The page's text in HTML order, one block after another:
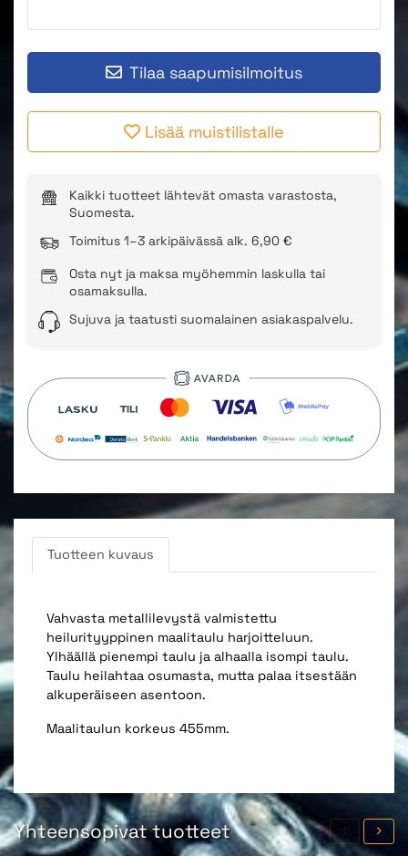
Tilaa saapumisilmoitus
Lisää muistilistalle
Kaikki tuotteet lähtevät omasta varastosta,
Suomesta.
Toimitus 1–3 arkipäivässä alk. 6,90 €
Osta nyt ja maksa myöhemmin laskulla tai
osamaksulla.
Sujuva ja taatusti suomalainen asiakaspalvelu.
Tuotteen kuvaus
Vahvasta metallilevystä valmistettu
heilurityyppinen maalitaulu harjoitteluun.
Ylhäällä pienempi taulu ja alhaalla isompi taulu.
Taulu heilahtaa osumasta, mutta palaa itsestään
alkuperäiseen asentoon.
Maalitaulun korkeus 455mm.
Yhteensopivat tuotteet